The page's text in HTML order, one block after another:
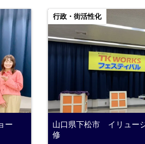
ー
行政・街活性化
山口県下松市 イリュー
修